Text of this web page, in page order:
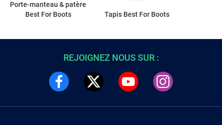
Porte-manteau & patère
Best For Boots
Tapis Best For Boots
REJOIGNEZ NOUS SUR :